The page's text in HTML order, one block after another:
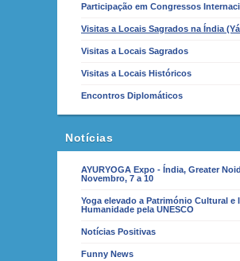
Participação em Congressos
Visitas a Locais Sagrados na Índia
Visitas a Locais Sagrados
Visitas a Locais Históricos
Encontros Diplomáticos
Notícias
AYURYOGA Expo - Índia, Greater
Novembro, 7 a 10
Yoga elevado a Património Cultural e
Humanidade pela UNESCO
Notícias Positivas
Funny News